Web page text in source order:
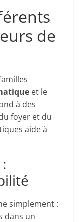
de
et le
à des
foyer et du
aide à
simplement :
dans un